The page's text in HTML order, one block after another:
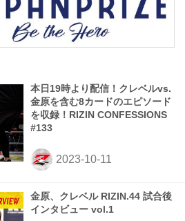
本日19時より配信！クレベルvs.
金原を含む8カードのエピソード
を収録！RIZIN CONFESSIONS
#133
金原、クレベル RIZIN.44 試合後
インタビュー vol.1